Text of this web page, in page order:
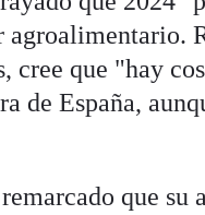
cree que "hay
de España,
que su